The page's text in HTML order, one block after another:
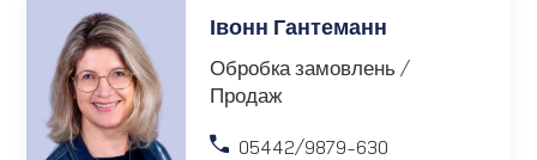
Івонн Гантеманн
Обробка замовлень /
Продаж
05442/9879-630